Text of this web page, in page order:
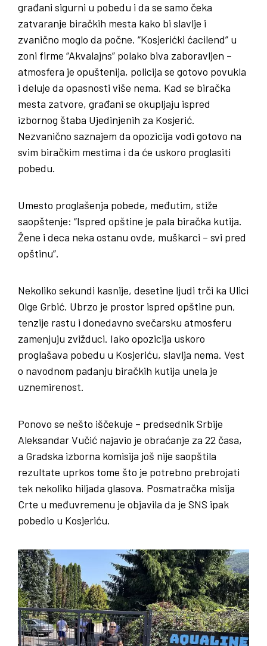
građani sigurni u pobedu i da se samo čeka
zatvaranje biračkih mesta kako bi slavlje i
zvanično moglo da počne. “Kosjerićki ćacilend” u
zoni firme “Akvalajns” polako biva zaboravljen –
atmosfera je opuštenija, policija se gotovo povukla
i deluje da opasnosti više nema. Kad se biračka
mesta zatvore, građani se okupljaju ispred
izbornog štaba Ujedinjenih za Kosjerić.
Nezvanično saznajem da opozicija vodi gotovo na
svim biračkim mestima i da će uskoro proglasiti
pobedu.
Umesto proglašenja pobede, međutim, stiže
saopštenje: “Ispred opštine je pala biračka kutija.
Žene i deca neka ostanu ovde, muškarci – svi pred
opštinu”.
Nekoliko sekundi kasnije, desetine ljudi trči ka Ulici
Olge Grbić. Ubrzo je prostor ispred opštine pun,
tenzije rastu i donedavno svečarsku atmosferu
zamenjuju zvižduci. Iako opozicija uskoro
proglašava pobedu u Kosjeriću, slavlja nema. Vest
o navodnom padanju biračkih kutija unela je
uznemirenost.
Ponovo se nešto iščekuje – predsednik Srbije
Aleksandar Vučić najavio je obraćanje za 22 časa,
a Gradska izborna komisija još nije saopštila
rezultate uprkos tome što je potrebno prebrojati
tek nekoliko hiljada glasova. Posmatračka misija
Crte u međuvremenu je objavila da je SNS ipak
pobedio u Kosjeriću.